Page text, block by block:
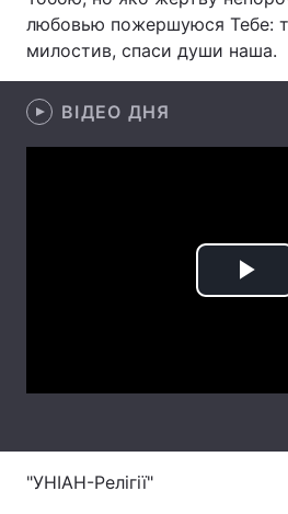
любовью пожершуюся Тебе:
милостив, спаси души наша.
ВІДЕО ДНЯ
"УНІАН-Релігії"